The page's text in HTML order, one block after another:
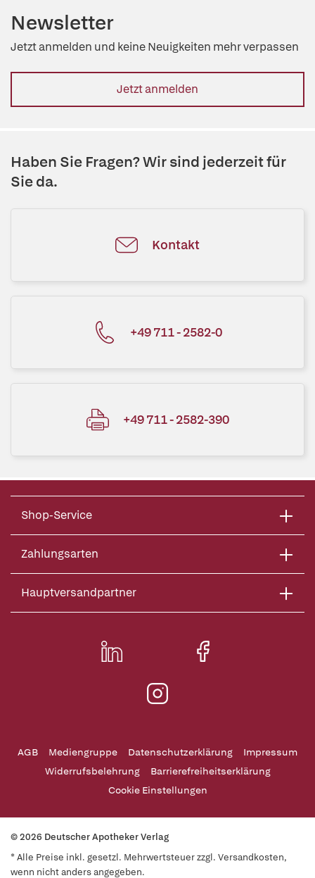
Newsletter
Jetzt anmelden und keine Neuigkeiten mehr verpassen
Jetzt anmelden
Haben Sie Fragen? Wir sind jederzeit für
Sie da.
Kontakt
+49 711 - 2582-0
+49 711 - 2582-390
Shop-Service
Zahlungsarten
Hauptversandpartner
AGB Mediengruppe Datenschutzerklärung
Impressum
Widerrufsbelehrung
Barrierefreiheitserklärung
Cookie Einstellungen
© 2026 Deutscher Apotheker Verlag
* Alle Preise inkl. gesetzl. Mehrwertsteuer zzgl. Versandkosten,
wenn nicht anders angegeben.